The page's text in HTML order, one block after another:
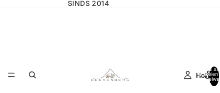
SINDS 2014
Home
Totaal
artikelen